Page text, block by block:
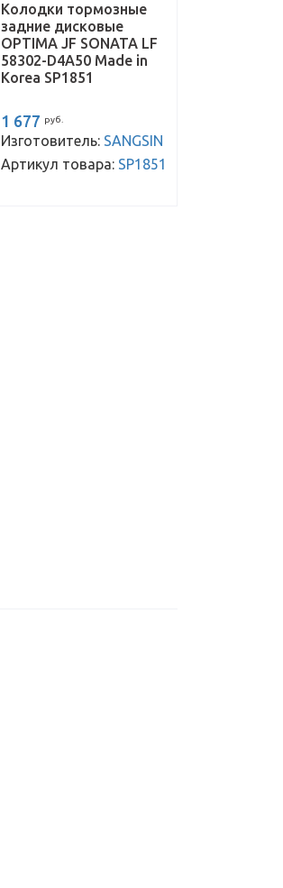
Колодки тормозные
задние дисковые
OPTIMA JF SONATA LF
58302-D4A50 Made in
Korea SP1851
1 677 руб.
Изготовитель: SANGSIN
Артикул товара: SP1851